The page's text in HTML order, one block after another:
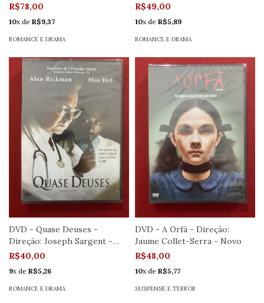
R$78,00
10x de R$9,37
ROMANCE E DRAMA
R$49,00
10x de R$5,89
ROMANCE E DRAMA
DVD - Quase Deuses -
Direção: Joseph Sargent -
Novo
R$40,00
9x de R$5,26
ROMANCE E DRAMA
DVD - A Orfã - Direção:
Jaume Collet-Serra - Novo
R$48,00
10x de R$5,77
SUSPENSE E TERROR